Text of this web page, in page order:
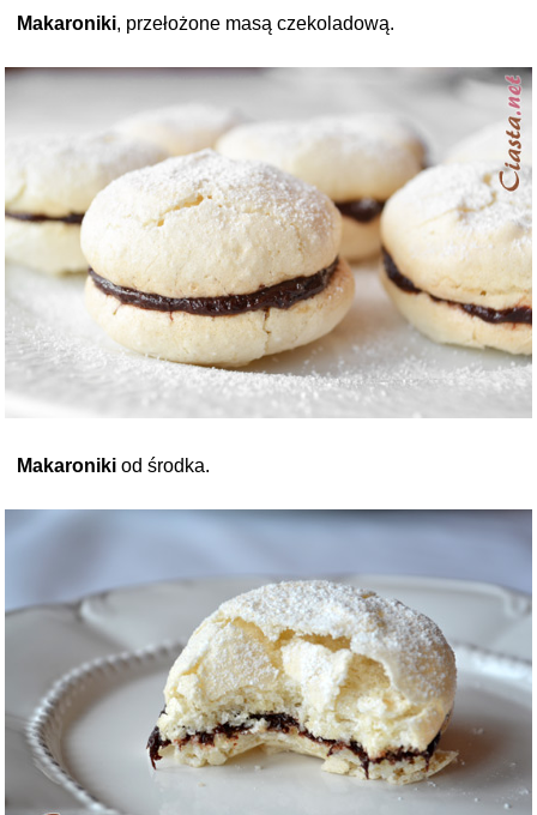
Makaroniki, przełożone masą czekoladową.
Makaroniki od środka.